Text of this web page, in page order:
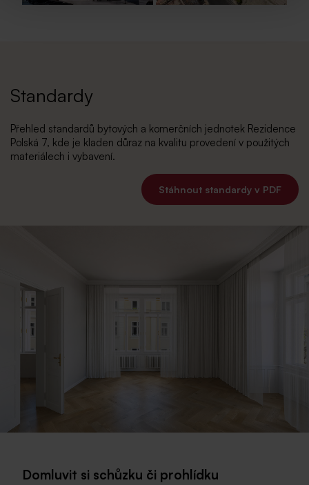
Standardy
Přehled standardů bytových a komerčních jednotek Rezidence
Polská 7, kde je kladen důraz na kvalitu provedení v použitých
materiálech i vybavení.
Stáhnout standardy v PDF
Domluvit si schůzku či prohlídku